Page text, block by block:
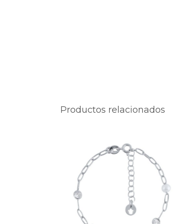
Productos relacionados